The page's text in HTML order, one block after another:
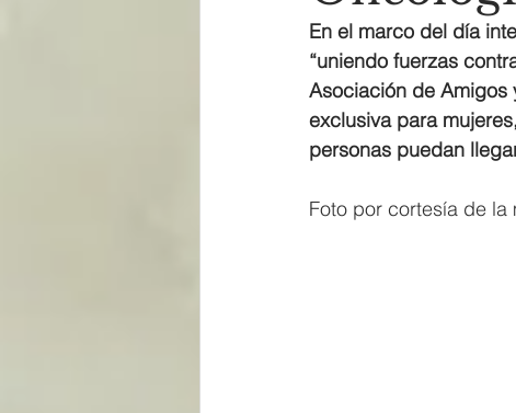
En el marco del día
“uniendo fuerzas
Asociación de Amigos
exclusiva para
personas puedan
Foto por cortesía de la